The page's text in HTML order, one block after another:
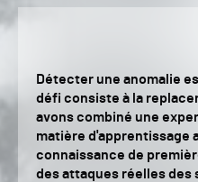
Détecter une anomalie
défi consiste à la
avons combiné une
matière d'apprentissage
connaissance de
des attaques réelles des